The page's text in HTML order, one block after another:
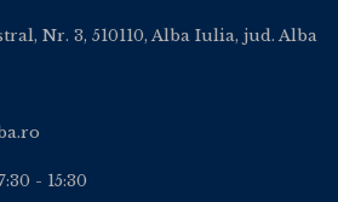
Nr. 3, 510110, Alba Iulia, jud. Alba
- 15:30